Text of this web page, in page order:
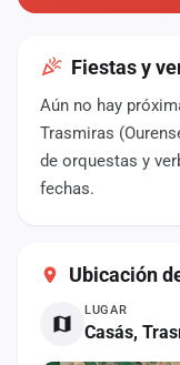
Fiestas y
Aún no hay
Trasmiras
de orquestas y
fechas.
Ubicación
LUGAR
Casás,
Agencias
Rankings
Vídeos
Anuncios